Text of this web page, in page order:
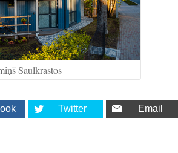
ministrija
sabiedrisko ēku projekti un interjeri
Valsts radio un televīzijas centrs” Rīgas radio
SIA
Saulkrastos
Twitter Email